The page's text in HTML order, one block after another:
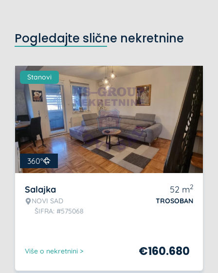
Pogledajte slične nekretnine
Stanovi
360°
Salajka
NOVI SAD
ŠIFRA: #575068
52 m2
TROSOBAN
Više o nekretnini > €160.680